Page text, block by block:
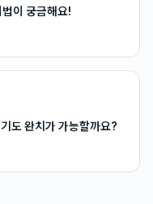
이 궁금해요!
도 완치가 가능할까요?